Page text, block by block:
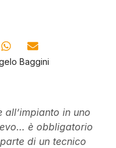
Baggini
in uno
è obbligatorio
di un tecnico